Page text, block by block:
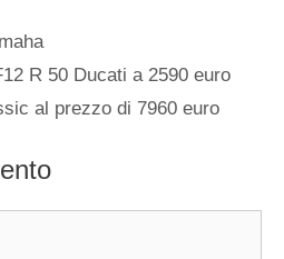
R 50 Ducati a 2590 euro
al prezzo di 7960 euro